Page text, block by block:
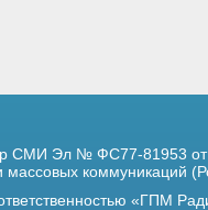
СМИ Эл № ФС77-81953 от
коммуникаций
«ГПМ